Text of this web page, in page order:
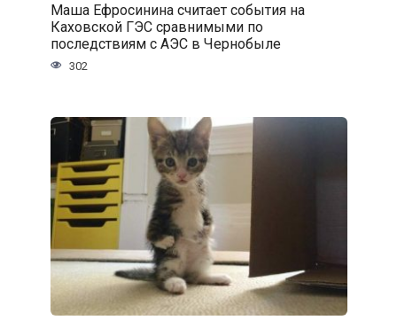
Маша Ефросинина считает события на
Каховской ГЭС сравнимыми по
последствиям с АЭС в Чернобыле
302